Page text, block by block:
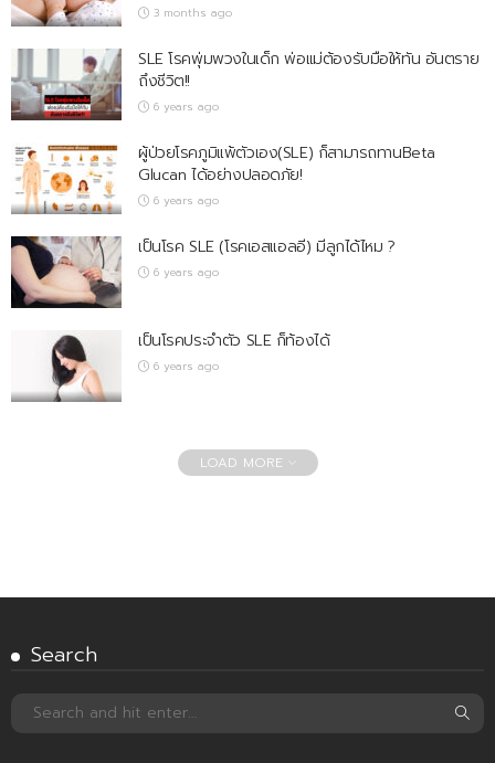
3 months ago
SLE โรคพุ่มพวงในเด็ก พ่อแม่ต้องรับมือให้ทัน อันตราย
ถึงชีวิต!!
6 years ago
ผู้ป่วยโรคภูมิแพ้ตัวเอง(SLE) ก็สามารถทานBeta
Glucan ได้อย่างปลอดภัย!
6 years ago
เป็นโรค SLE (โรคเอสแอลอี) มีลูกได้ไหม ?
6 years ago
เป็นโรคประจำตัว SLE ก็ท้องได้
6 years ago
LOAD MORE
Search